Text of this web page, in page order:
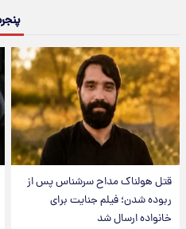
قتل هولناک مداح سرشناس پس از
ربوده شدن؛ فیلم جنایت برای
خانواده ارسال شد